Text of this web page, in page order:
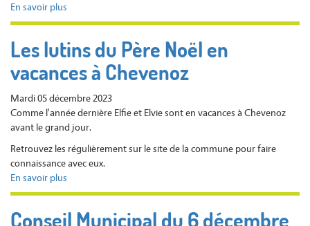
En savoir plus
LE
MUNICIPAL
INVITE
A
UN
SPECTACLE
MAGIE
POUR
SOUHAITER
UNE
Les lutins du Père Noël en
vacances à Chevenoz
Mardi 05 décembre 2023
Comme l'année dernière Elfie et Elvie sont en vacances à Chevenoz
avant le grand jour.
Retrouvez les régulièrement sur le site de la commune pour faire
connaissance avec eux.
En savoir plus
Les
Conseil Municipal du 6 décembre